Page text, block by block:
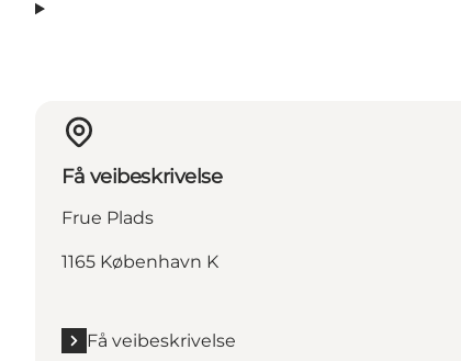
Få veibeskrivelse
Frue Plads
1165 København K
Få veibeskrivelse